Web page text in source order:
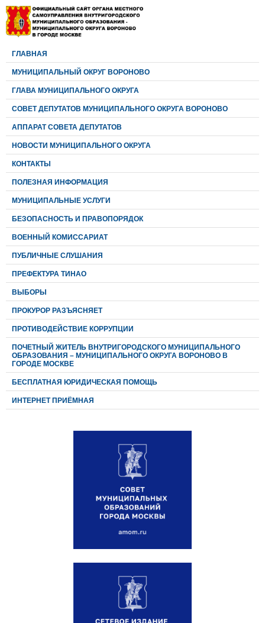
ГЛАВНАЯ
МУНИЦИПАЛЬНЫЙ ОКРУГ ВОРОНОВО
ГЛАВА МУНИЦИПАЛЬНОГО ОКРУГА
CОВЕТ ДЕПУТАТОВ МУНИЦИПАЛЬНОГО ОКРУГА ВОРОНОВО
АППАРАТ СОВЕТА ДЕПУТАТОВ
НОВОСТИ МУНИЦИПАЛЬНОГО ОКРУГА
КОНТАКТЫ
ПОЛЕЗНАЯ ИНФОРМАЦИЯ
МУНИЦИПАЛЬНЫЕ УСЛУГИ
БЕЗОПАСНОСТЬ И ПРАВОПОРЯДОК
ВОЕННЫЙ КОМИССАРИАТ
ПУБЛИЧНЫЕ СЛУШАНИЯ
ПРЕФЕКТУРА ТИНАО
ВЫБОРЫ
ПРОКУРОР РАЗЪЯСНЯЕТ
ПРОТИВОДЕЙСТВИЕ КОРРУПЦИИ
ПОЧЕТНЫЙ ЖИТЕЛЬ ВНУТРИГОРОДСКОГО МУНИЦИПАЛЬНОГО
ОБРАЗОВАНИЯ – МУНИЦИПАЛЬНОГО ОКРУГА ВОРОНОВО В
ГОРОДЕ МОСКВЕ
БЕСПЛАТНАЯ ЮРИДИЧЕСКАЯ ПОМОЩЬ
ИНТЕРНЕТ ПРИЁМНАЯ